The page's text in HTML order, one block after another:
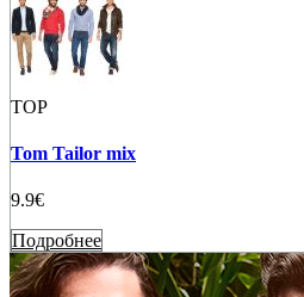
TOP
Tom Tailor mix
9.9€
Подробнее